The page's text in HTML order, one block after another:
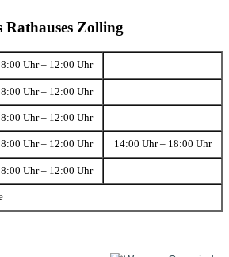
Rathauses Zolling
Uhr – 12:00 Uhr
Uhr – 12:00 Uhr
Uhr – 12:00 Uhr
Uhr – 12:00 Uhr 14:00 Uhr – 18:00 Uhr
Uhr – 12:00 Uhr